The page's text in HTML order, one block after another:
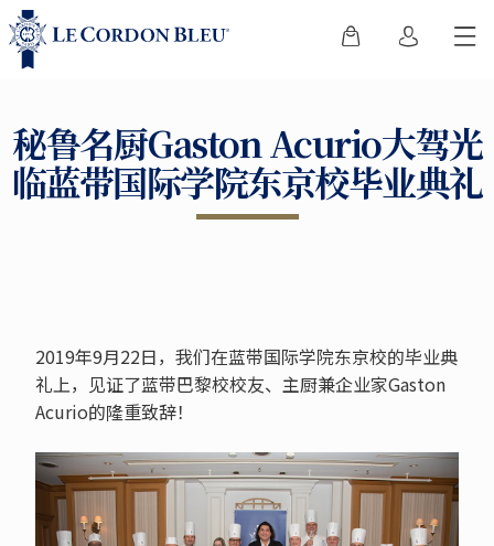
秘鲁名厨Gaston Acurio大驾光
临蓝带国际学院东京校毕业典礼
2019年9月22日，我们在蓝带国际学院东京校的毕业典
礼上，见证了蓝带巴黎校校友、主厨兼企业家Gaston
Acurio的隆重致辞！